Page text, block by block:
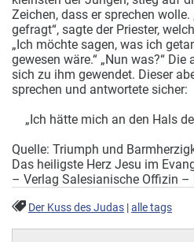
Zeichen, dass er sprechen
gefragt“, sagte der Priester,
„Ich möchte sagen, was ich
gewesen wäre.“ „Nun was?“
sich zu ihm gewendet. Dieser
sprechen und antwortete sicher:
„Ich hätte mich an den Hals
Quelle: Triumph und
Das heiligste Herz Jesu im
– Verlag Salesianische Offizin –
Der Kuss des Judas |alle tags